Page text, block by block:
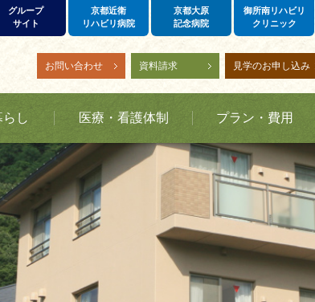
し 医療・看護体制 プラン・費用
お問い合わせ 資料請求 見学のお申し込み
グループ
サイト
京都近衛
リハビリ病院
京都大原
記念病院
御所南リハビリ
クリニック